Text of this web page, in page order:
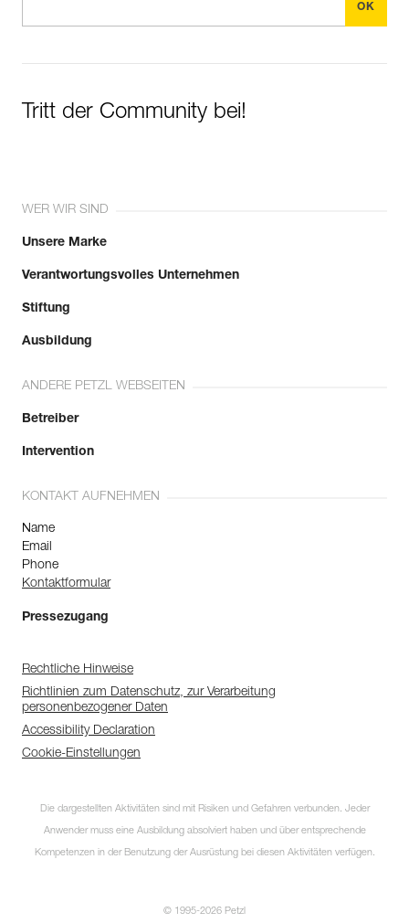
Tritt der Community bei!
WER WIR SIND
Unsere Marke
Verantwortungsvolles Unternehmen
Stiftung
Ausbildung
ANDERE PETZL WEBSEITEN
Betreiber
Intervention
KONTAKT AUFNEHMEN
Name
Email
Phone
Kontaktformular
Pressezugang
Rechtliche Hinweise
Richtlinien zum Datenschutz, zur Verarbeitung
personenbezogener Daten
Accessibility Declaration
Cookie-Einstellungen
Die dargestellten Aktivitäten sind mit Risiken und Gefahren verbunden. Jeder
Anwender muss eine Ausbildung absolviert haben und über entsprechende
Kompetenzen in der Benutzung der Ausrüstung bei diesen Aktivitäten verfügen.
© 1995-2026 Petzl